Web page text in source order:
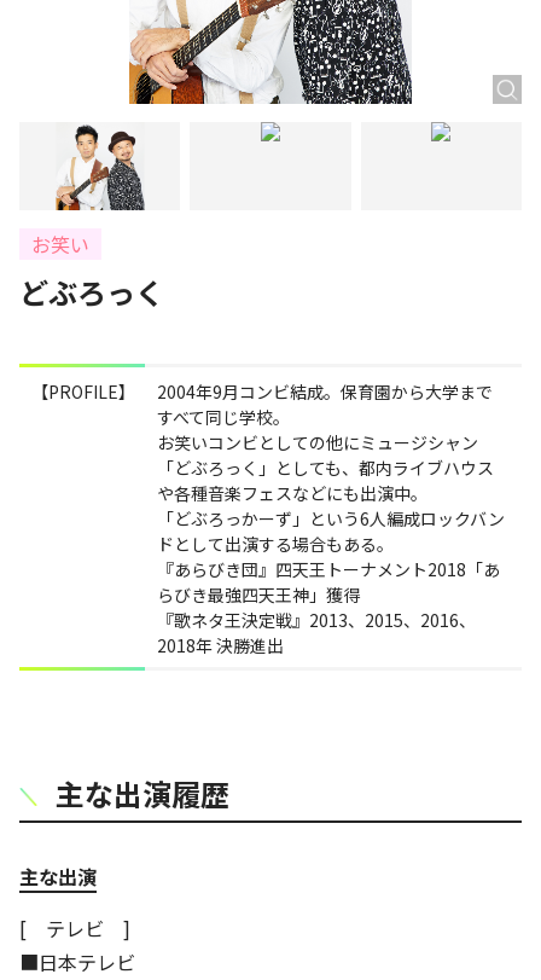
お笑い
どぶろっく
【PROFILE】
2004年9月コンビ結成。保育園から大学まで
すべて同じ学校。
お笑いコンビとしての他にミュージシャン
「どぶろっく」としても、都内ライブハウス
や各種音楽フェスなどにも出演中。
「どぶろっかーず」という6人編成ロックバン
ドとして出演する場合もある。
『あらびき団』四天王トーナメント2018「あ
らびき最強四天王神」獲得
『歌ネタ王決定戦』2013、2015、2016、
2018年 決勝進出
主な出演履歴
主な出演
[ テレビ ]
■日本テレビ